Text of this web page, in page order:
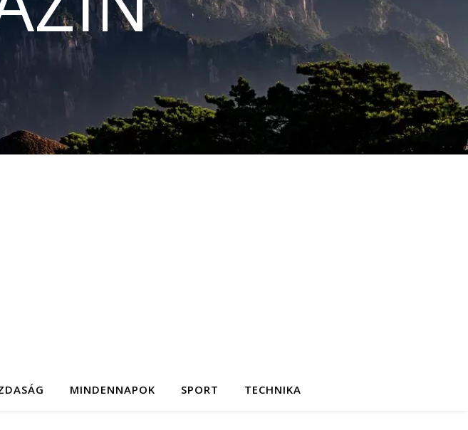
MINDENNAPOK SPORT TECHNIKA